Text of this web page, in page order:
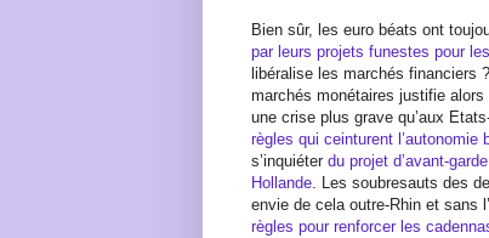
Bien sûr, les euro béats ont
par leurs projets funestes pour
libéralise les marchés financiers
marchés monétaires justifie
une crise plus grave qu’aux
règles qui ceinturent l’autonomie
s’inquiéter du projet d’avant-
Hollande. Les soubresauts des
envie de cela outre-Rhin et sans
règles pour renforcer les